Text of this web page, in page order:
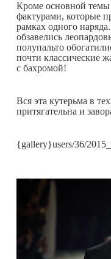
Кроме основной
фактурами, которые
рамках одного
обзавелись
полупальто
почти классические
с бахромой!
Вся эта кутерьма в
притягательна и
{gallery}users/36/